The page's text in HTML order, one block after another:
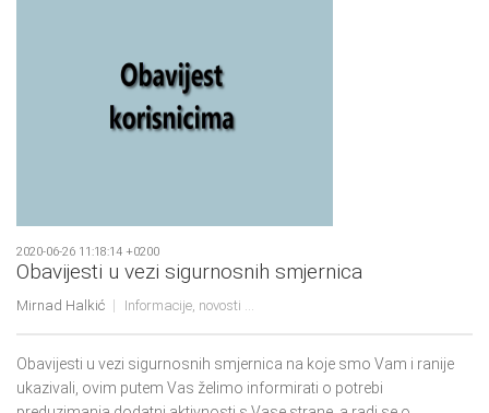
2020-06-26 11:18:14 +0200
Obavijesti u vezi sigurnosnih smjernica
Mirnad Halkić Informacije, novosti ...
Obavijesti u vezi sigurnosnih smjernica na koje smo Vam i ranije
ukazivali, ovim putem Vas želimo informirati o potrebi